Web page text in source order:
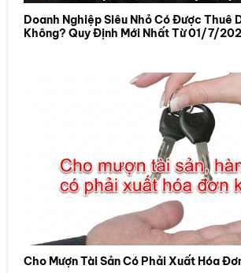
Doanh Nghiệp Siêu Nhỏ Có Được Thuê
Không? Quy Định Mới Nhất Từ 01/7/
Cho Mượn Tài Sản Có Phải Xuất Hóa